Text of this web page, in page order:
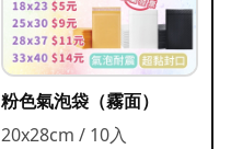
粉色氣泡袋（霧面）
20x28cm / 10入